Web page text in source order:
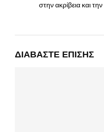
στην ακρίβεια και
ΔΙΑΒΆΣΤΕ ΕΠΊΣΗΣ